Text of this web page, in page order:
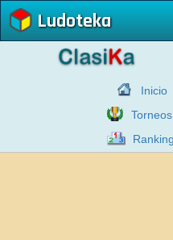
Ludoteka
Inicio
Torneos